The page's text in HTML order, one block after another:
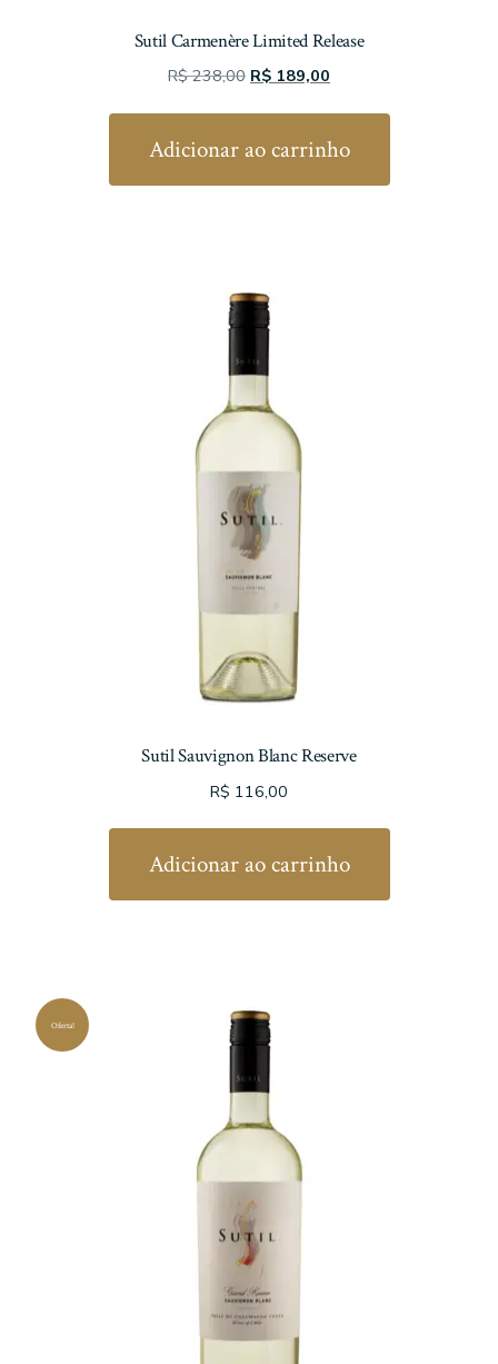
Sutil Carmenère Limited Release
R$238,00 O
era:
R$ 238,00.
R$ 189,00
é:
R$ 189,00.
Adicionar ao carrinho
Sutil Sauvignon Blanc Reserve
R$ 116,00
Adicionar ao carrinho
Oferta!